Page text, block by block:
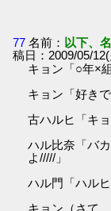
77 名前： 以下、
稿日：2009/05/
キョン「○年×
キョン「好き
古ハルヒ「キョ
ハル比奈「バ
よ/////」
ハル門「ハル
キョン（さて…